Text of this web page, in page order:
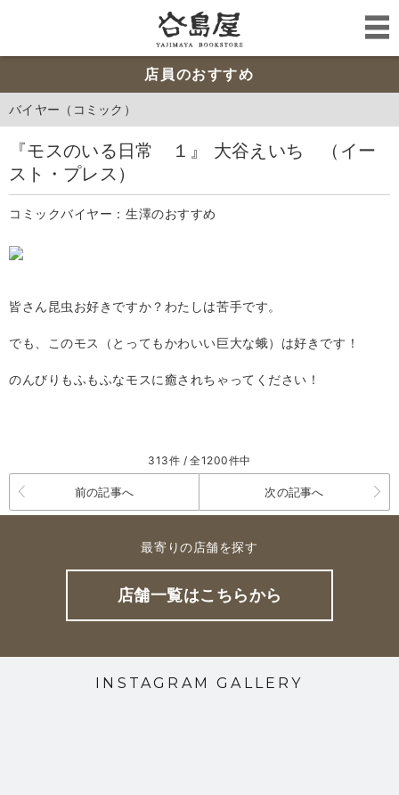
店員のおすすめ
バイヤー（コミック）
『モスのいる日常 １』 大谷えいち （イー
スト・プレス）
コミックバイヤー：生澤のおすすめ
皆さん昆虫お好きですか？わたしは苦手です。
でも、このモス（とってもかわいい巨大な蛾）は好きです！
のんびりもふもふなモスに癒されちゃってください！
313件 / 全1200件中
前の記事へ 次の記事へ
最寄りの店舗を探す
店舗一覧はこちらから
INSTAGRAM GALLERY